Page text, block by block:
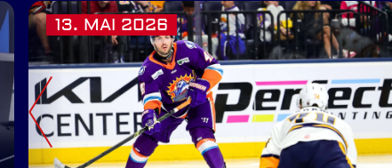
13. MAI 2026